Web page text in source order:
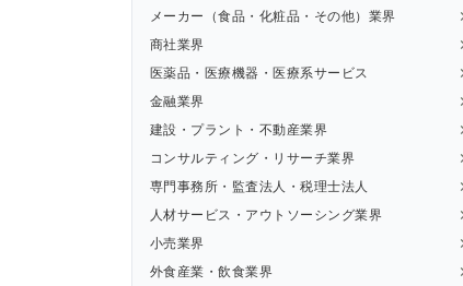
メーカー（食品・化粧品・その他）業界
商社業界
医薬品・医療機器・医療系サービス
金融業界
建設・プラント・不動産業界
コンサルティング・リサーチ業界
専門事務所・監査法人・税理士法人
人材サービス・アウトソーシング業界
小売業界
外食産業・飲食業界